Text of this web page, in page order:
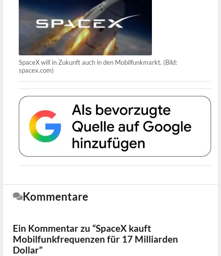
SpaceX will in Zukunft auch in den Mobilfunkmarkt. (Bild:
spacex.com)
Kommentare
Ein Kommentar zu “SpaceX kauft
Mobilfunkfrequenzen für 17 Milliarden
Dollar”